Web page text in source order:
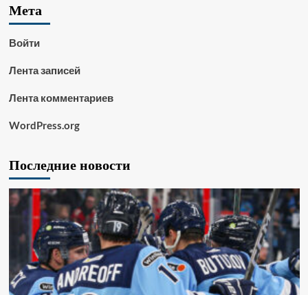
Мета
Войти
Лента записей
Лента комментариев
WordPress.org
Последние новости